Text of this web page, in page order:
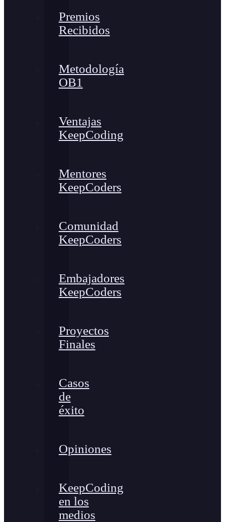
Premios
Recibidos
Metodología
OB1
Ventajas
KeepCoding
Mentores
KeepCoders
Comunidad
KeepCoders
Embajadores
KeepCoders
Proyectos
Finales
Casos
de
éxito
Opiniones
KeepCoding
en los
medios